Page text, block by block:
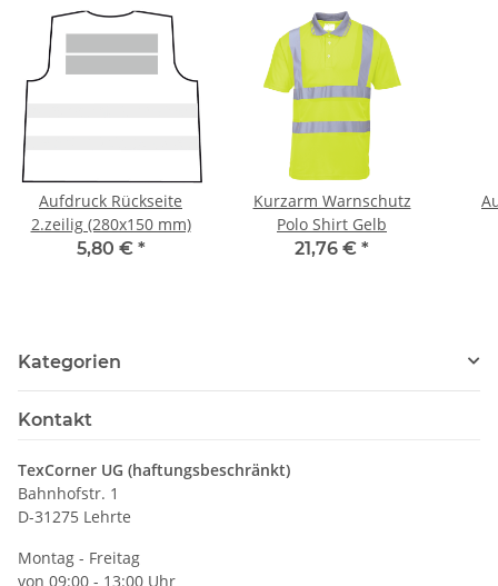
Aufdruck Rückseite
2.zeilig (280x150 mm)
5,80 € *
Kurzarm Warnschutz
Polo Shirt Gelb
21,76 € *
Kategorien
Kontakt
TexCorner UG (haftungsbeschränkt)
Bahnhofstr. 1
D-31275 Lehrte
Montag - Freitag
von 09:00 - 13:00 Uhr